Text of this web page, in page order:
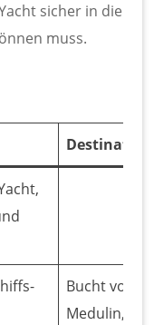
sicher in die
muss.
Destination
Bucht von
Medulin, 20